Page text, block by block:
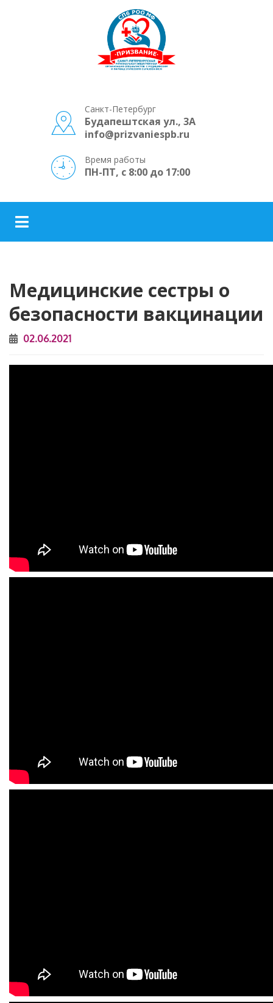
Санкт-Петербург
Будапештская ул., 3А
info@prizvaniespb.ru
Время работы
ПН-ПТ, с 8:00 до 17:00
Медицинские сестры о
безопасности вакцинации
02.06.2021